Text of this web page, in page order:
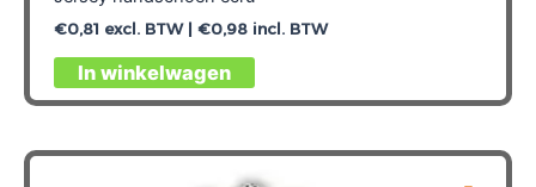
€0,81 excl. BTW | €0,98incl. BTW
In winkelwagen
Dit
product
meerdere
variaties.